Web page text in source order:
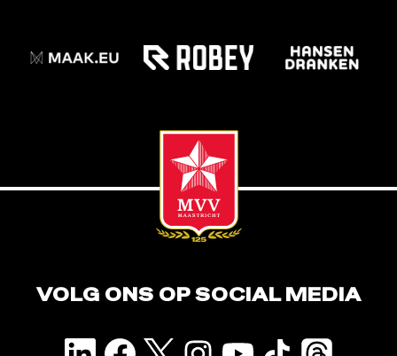
VOLG ONS OP SOCIAL MEDIA